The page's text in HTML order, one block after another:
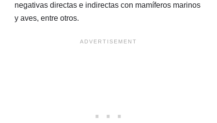
negativas directas e indirectas con mamíferos marinos
y aves, entre otros.